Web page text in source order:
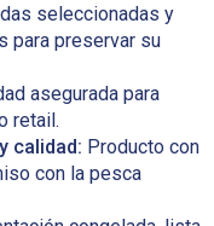
seleccionadas y
para preservar su
asegurada para
retail.
calidad: Producto con
con la pesca